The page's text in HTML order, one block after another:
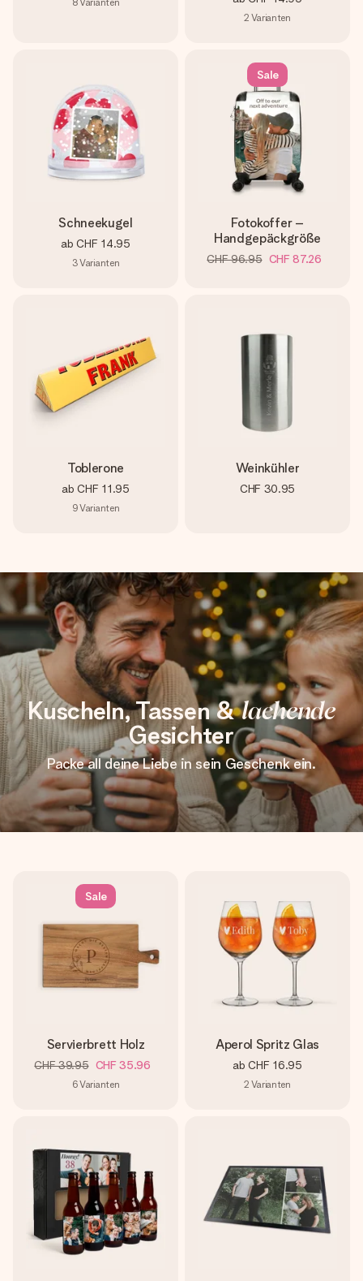
2 Varianten
Schneekugel
ab CHF 14.95
3Varianten
Sale
Fotokoffer –
Handgepäckgröße
CHF 96.95 CHF 87.26
Toblerone
ab CHF 11.95
9Varianten
Weinkühler
CHF 30.95
Kuscheln, Tassen &lachende
Gesichter
Packe all deine Liebe in sein Geschenk ein.
Sale
Servierbrett Holz
CHF 39.95 CHF 35.96
6Varianten
Aperol Spritz Glas
ab CHF 16.95
2 Varianten